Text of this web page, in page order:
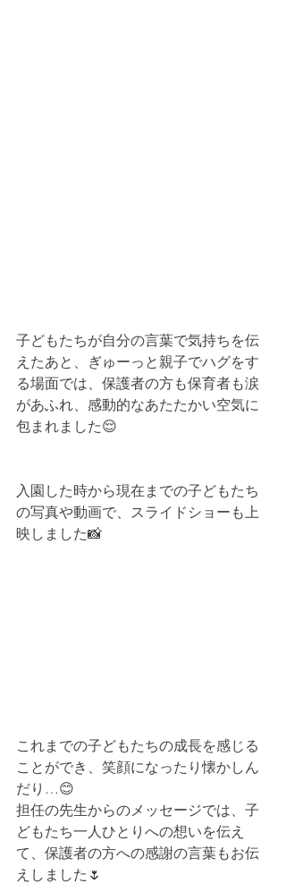
子どもたちが自分の言葉で気持ちを伝
えたあと、ぎゅーっと親子でハグをす
る場面では、保護者の方も保育者も涙
があふれ、感動的なあたたかい空気に
包まれました😌
入園した時から現在までの子どもたち
の写真や動画で、スライドショーも上
映しました📸
これまでの子どもたちの成長を感じる
ことができ、笑顔になったり懐かしん
だり…😊
担任の先生からのメッセージでは、子
どもたち一人ひとりへの想いを伝え
て、保護者の方への感謝の言葉もお伝
えしました🌷